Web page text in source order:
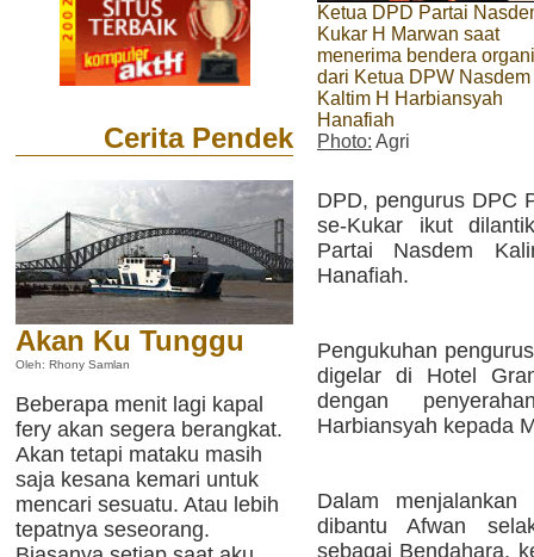
Cerita Pendek
Akan Ku Tunggu
Oleh: Rhony Samlan
Beberapa menit lagi kapal
fery akan segera berangkat.
Akan tetapi mataku masih
saja kesana kemari untuk
mencari sesuatu. Atau lebih
tepatnya seseorang.
Ketua DPD Partai
Kukar H Marwan saat
menerima bendera
dari Ketua DPW Nasdem
Kaltim H Harbiansyah
Hanafiah
Photo: Agri
DPD, pengurus DPC
se-Kukar ikut
Partai Nasdem
Hanafiah.
Pengukuhan
digelar di Hotel
dengan
Harbiansyah kepada
Dalam
dibantu Afwan
sebagai Bendahara,